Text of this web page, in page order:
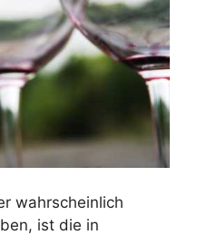
wahrscheinlich
ist die in